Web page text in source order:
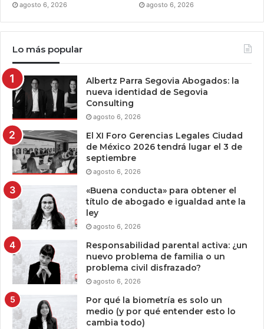
agosto 6, 2026 agosto 6, 2026
Lo más popular
Albertz Parra Segovia Abogados: la
nueva identidad de Segovia
Consulting
agosto 6, 2026
El XI Foro Gerencias Legales Ciudad
de México 2026 tendrá lugar el 3 de
septiembre
agosto 6, 2026
«Buena conducta» para obtener el
título de abogado e igualdad ante la
ley
agosto 6, 2026
Responsabilidad parental activa: ¿un
nuevo problema de familia o un
problema civil disfrazado?
agosto 6, 2026
Por qué la biometría es solo un
medio (y por qué entender esto lo
cambia todo)